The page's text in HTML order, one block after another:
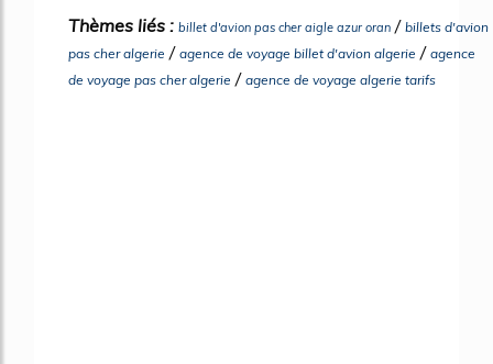
Thèmes liés : billet d'avion pas cher aigle azur oran / billets d'avion
pas cher algerie / agence de voyage billet d'avion algerie / agence
de voyage pas cher algerie / agence de voyage algerie tarifs